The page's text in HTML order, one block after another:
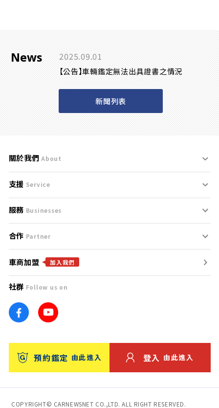
News 2025.09.01
【公告】車輛鑑定無法出具證書之情況
新聞列表
關於我們 About
刊登規範
服務條款
免責聲明
隱私權政策
團隊
車訊網
台灣優良中古車商大獎
支援 Service
支援中心
聯絡我們
服務 Businesses
什麼是Goo鑑定？
找好車
找好店
找海外車
消費者評價
保固
合作 Partner
合作夥伴
廣告合作
車商加盟 加入我們
社群 Follow us on
預約鑑定 由此進入 登入 由此進入
COPYRIGHT© CARNEWSNET CO.,LTD. ALL RIGHT RESERVED.